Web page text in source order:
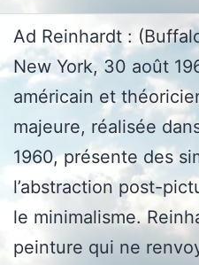
Ad Reinhardt :
New York, 30 août
américain et
majeure, réalisée
1960, présente des
l’abstraction post-
le minimalisme.
peinture qui ne